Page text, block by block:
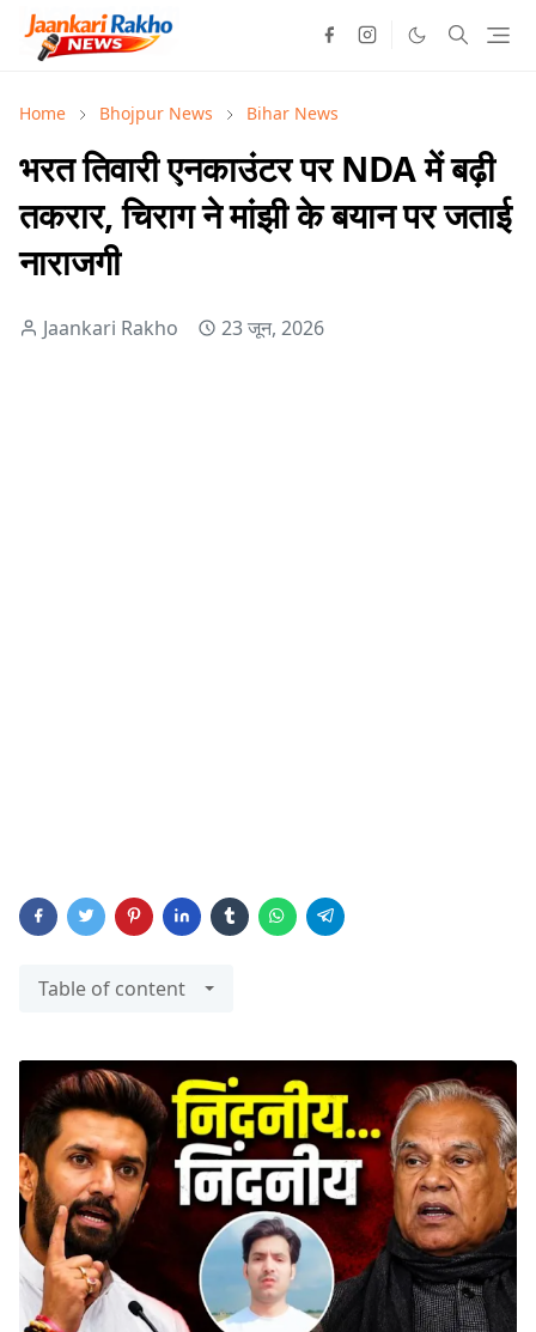
Home Bhojpur News Bihar News
भरत तिवारी एनकाउंटर पर NDA में बढ़ी
तकरार, चिराग ने मांझी के बयान पर जताई
नाराजगी
Jaankari Rakho 23 जून, 2026
Table of content